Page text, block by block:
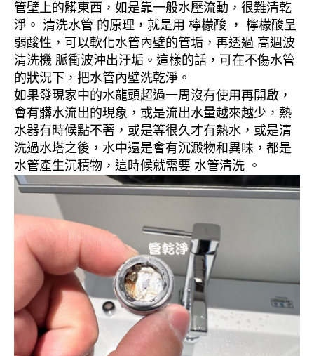
管壁上的髒東西，如是靠一般水壓流動，很難清乾
淨。 清洗水管 的原理，就是用 檸檬酸 ， 檸檬酸呈
弱酸性，可以軟化水管內壁的管垢，再透過 高週波
清洗機 脈衝波沖出汙垢。這樣的話，可在不傷水管
的狀況下，把水管內壁洗乾淨。
如果發現家中的水龍頭超過一周沒有使用再開啟，
會有髒水流出的現象，或是流出水量越來越少，熱
水器有時候點不著，或是等很久才有熱水，或是清
洗過水塔之後，水中還是會有沉澱物和異味，都是
水管產生沉積物，這時候就需要 水管清洗 。